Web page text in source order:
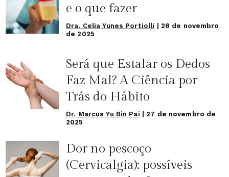
e o que fazer
Dra. Celia Yunes Portiolli
28 de novembro
de 2025
Será que Estalar os Dedos
Faz Mal? A Ciência por
Trás do Hábito
Dr. Marcus Yu Bin Pai
27 de novembro de
2025
Dor no pescoço
(Cervicalgia): possíveis